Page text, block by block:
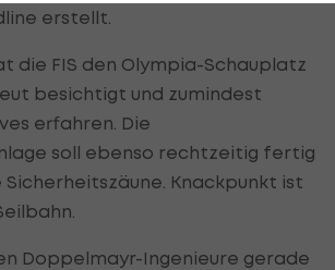
erstellt.
die FIS den Olympia-Schauplatz
besichtigt und zumindest
erfahren. Die
soll ebenso rechtzeitig fertig
Knackpunkt ist
Doppelmayr-Ingenieure gerade